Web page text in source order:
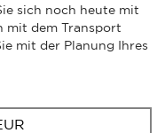
sich noch heute mit
mit dem Transport
mit der Planung Ihres